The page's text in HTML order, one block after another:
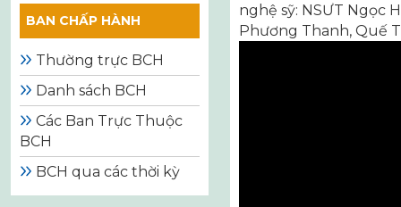
BAN CHẤP HÀNH
Thường trực BCH
Danh sách BCH
Các Ban Trực Thuộc
BCH
BCH qua các thời kỳ
nghệ sỹ: NSƯT Ngọc
Phương Thanh, Quế